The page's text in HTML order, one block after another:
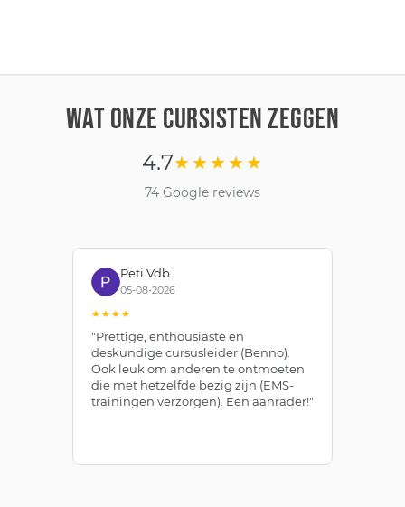
WAT ONZE CURSISTEN ZEGGEN
4.7★★★★★
74 Google reviews
Peti Vdb
05-08-2026
★★★★
"Prettige, enthousiaste en
deskundige cursusleider (Benno).
Ook leuk om anderen te ontmoeten
die met hetzelfde bezig zijn (EMS-
trainingen verzorgen). Een aanrader!"